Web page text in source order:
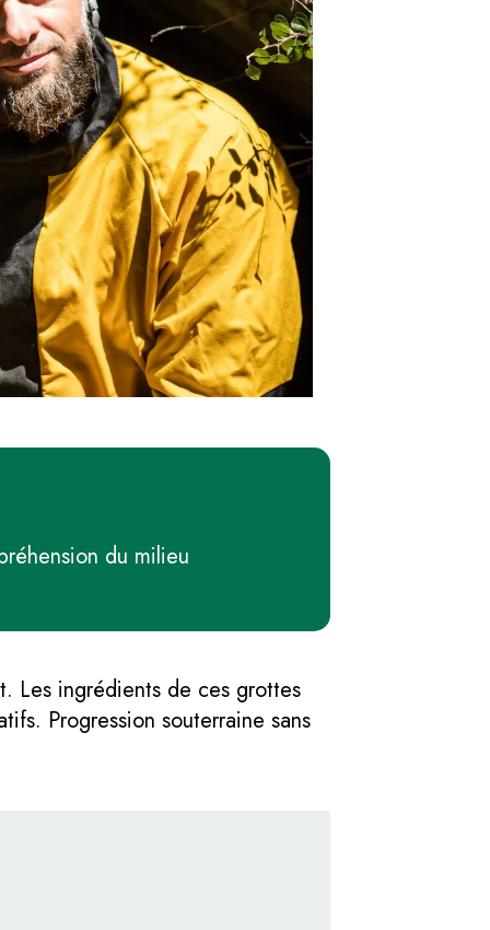
du milieu
Les ingrédients de ces grottes
Progression souterraine sans